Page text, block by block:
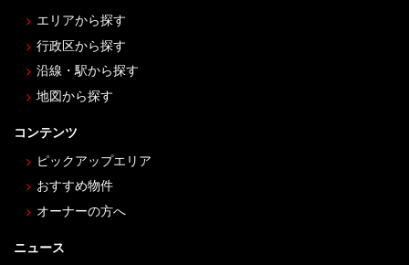
エリアから探す
行政区から探す
沿線・駅から探す
地図から探す
コンテンツ
ピックアップエリア
おすすめ物件
オーナーの方へ
ニュース